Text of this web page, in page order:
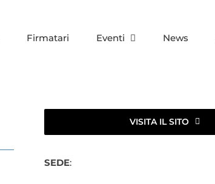
Firmatari Eventi News
VISITA IL SITO
SEDE: